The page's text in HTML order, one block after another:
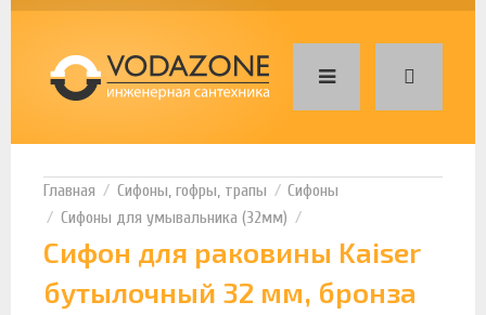
Сифоны, гофры, трапы
Сифоны
Сифоны для умывальника (32мм)
Сифон для раковины Kaiser
бутылочный 32 мм, бронза